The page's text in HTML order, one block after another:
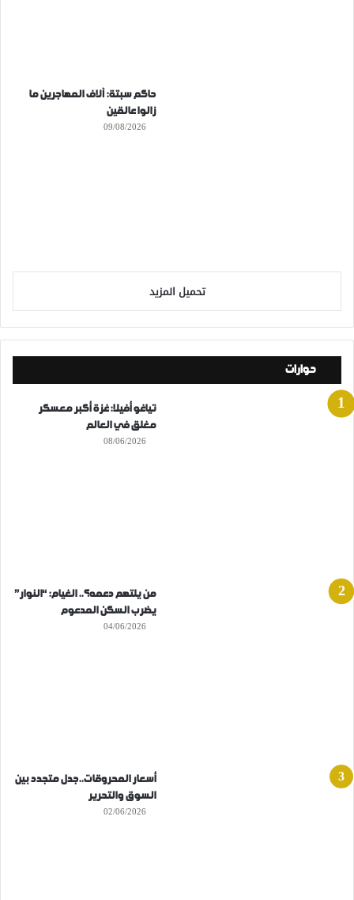
حاكم سبتة: آلاف المهاجرين ما
زالوا عالقين
09/08/2026
تحميل المزيد
حوارات
تياغو أفيلا: غزة أكبر معسكر
مغلق في العالم
08/06/2026
من يلتهم دعمه؟.. الغيام: “النوار”
يضرب السكن المدعوم
04/06/2026
أسعار المحروقات..جدل متجدد بين
السوق والتحرير
02/06/2026